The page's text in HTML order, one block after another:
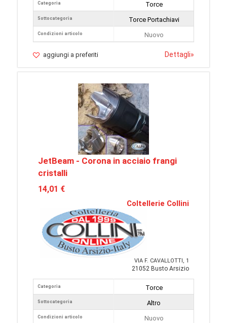
Categoria
Sottocategoria
Condizioni articolo
Torce
Torce Portachiavi
Nuovo
aggiungi a preferiti Dettagli»
JetBeam - Corona in acciaio frangi
cristalli
14,01 €
Coltellerie Collini
VIA F. CAVALLOTTI, 1
21052 Busto Arsizio
Categoria
Sottocategoria
Condizioni articolo
Torce
Altro
Nuovo